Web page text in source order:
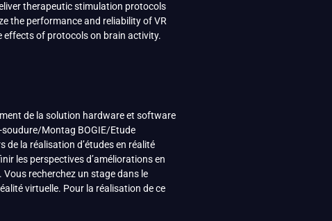
therapeutic stimulation protocols
the performance and reliability of VR
effects of protocols on brain activity.
de la solution hardware et software
soudure/Montag BOGIE/Etude
de la réalisation d’études en réalité
les perspectives d’améliorations en
recherchez un stage dans le
virtuelle. Pour la réalisation de ce